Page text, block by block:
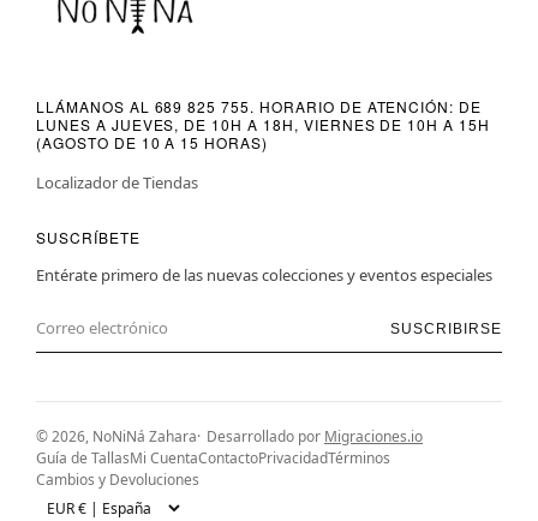
LLÁMANOS AL 689 825 755. HORARIO DE ATENCIÓN: DE
LUNES A JUEVES, DE 10H A 18H, VIERNES DE 10H A 15H
(AGOSTO DE 10 A 15 HORAS)
Localizador de Tiendas
SUSCRÍBETE
Entérate primero de las nuevas colecciones y eventos especiales
SUSCRIBIRSE
© 2026, NoNiNá Zahara Desarrollado por Migraciones.io
Guía de TallasMi CuentaContactoPrivacidadTérminos
Cambios y Devoluciones